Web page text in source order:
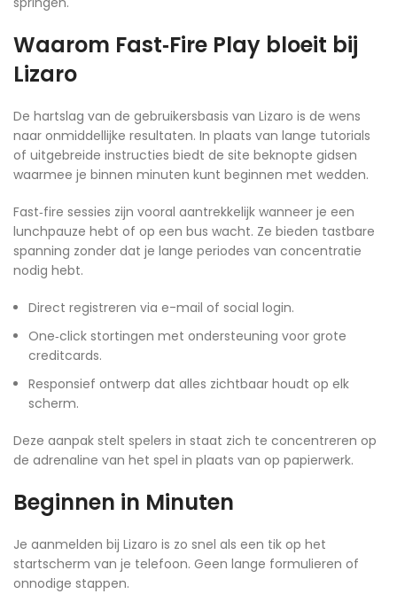
Waarom Fast‑Fire Play bloeit bij
Lizaro
De hartslag van de gebruikersbasis van Lizaro is de wens
naar onmiddellijke resultaten. In plaats van lange tutorials
of uitgebreide instructies biedt de site beknopte gidsen
waarmee je binnen minuten kunt beginnen met wedden.
Fast‑fire sessies zijn vooral aantrekkelijk wanneer je een
lunchpauze hebt of op een bus wacht. Ze bieden tastbare
spanning zonder dat je lange periodes van concentratie
nodig hebt.
Direct registreren via e-mail of social login.
One‑click stortingen met ondersteuning voor grote
creditcards.
Responsief ontwerp dat alles zichtbaar houdt op elk
scherm.
Deze aanpak stelt spelers in staat zich te concentreren op
de adrenaline van het spel in plaats van op papierwerk.
Beginnen in Minuten
Je aanmelden bij Lizaro is zo snel als een tik op het
startscherm van je telefoon. Geen lange formulieren of
onnodige stappen.